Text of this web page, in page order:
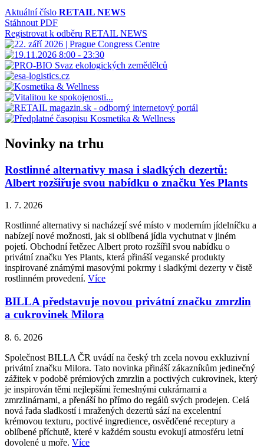
Aktuální číslo RETAIL NEWS
Stáhnout PDF
Registrovat k odběru RETAIL NEWS
Novinky na trhu
Rostlinné alternativy masa i sladkých dezertů:
Albert rozšiřuje svou nabídku o značku Yes Plants
1. 7. 2026
Rostlinné alternativy si nacházejí své místo v moderním jídelníčku a
nabízejí nové možnosti, jak si oblíbená jídla vychutnat v jiném
pojetí. Obchodní řetězec Albert proto rozšířil svou nabídku o
privátní značku Yes Plants, která přináší veganské produkty
inspirované známými masovými pokrmy i sladkými dezerty v čistě
rostlinném provedení. Více
BILLA představuje novou privátní značku zmrzlin
a cukrovinek Milora
8. 6. 2026
Společnost BILLA ČR uvádí na český trh zcela novou exkluzivní
privátní značku Milora. Tato novinka přináší zákazníkům jedinečný
zážitek v podobě prémiových zmrzlin a poctivých cukrovinek, který
je inspirován těmi nejlepšími řemeslnými cukrárnami a
zmrzlinárnami, a přenáší ho přímo do regálů svých prodejen. Celá
nová řada sladkostí i mražených dezertů sází na excelentní
krémovou texturu, poctivé ingredience, osvědčené receptury a
oblíbené příchutě, které v každém soustu evokují atmosféru letní
dovolené u moře. Více